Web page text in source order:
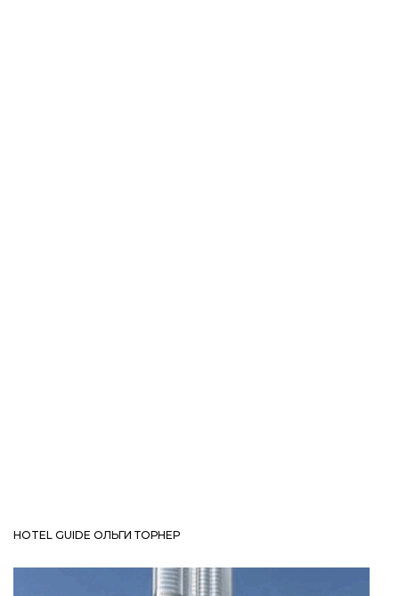
HOTEL GUIDE ОЛЬГИ ТОРНЕР